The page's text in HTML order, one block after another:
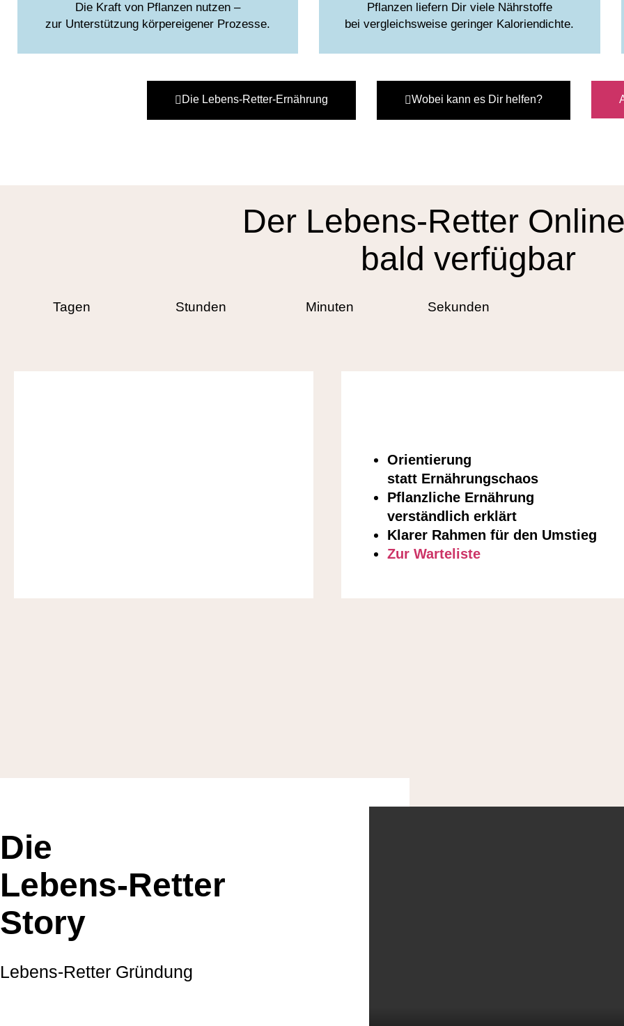
Die Kraft von Pflanzen nutzen –
zur Unterstützung körpereigener Prozesse.
Pflanzen liefern Dir viele Nährstoffe
bei vergleichsweise geringer Kaloriendichte.
Die Lebens-Retter-Ernährung Wobei kann es Dir helfen?
Der Lebens-Retter
bald verfügbar
Tagen Stunden Minuten Sekunden
Orientierung
statt Ernährungschaos
Pflanzliche Ernährung
verständlich erklärt
Klarer Rahmen für den Umstieg
Zur Warteliste
Die
Lebens-Retter
Story
Lebens-Retter Gründung